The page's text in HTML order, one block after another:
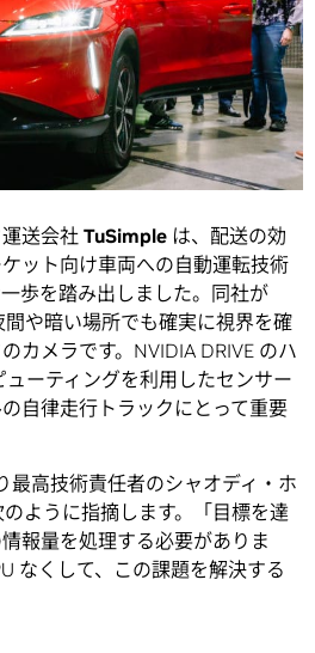
送会社TuSimple は、配送の効
ット向け車両への自動運転技術
歩を踏み出しました。同社が
や暗い場所でも確実に視界を確
カメラです。NVIDIA DRIVE のハ
ーティングを利用したセンサー
自律走行トラックにとって重要
最高技術責任者のシャオディ・ホ
ように指摘します。「目標を達
報量を処理する必要がありま
なくして、この課題を解決する